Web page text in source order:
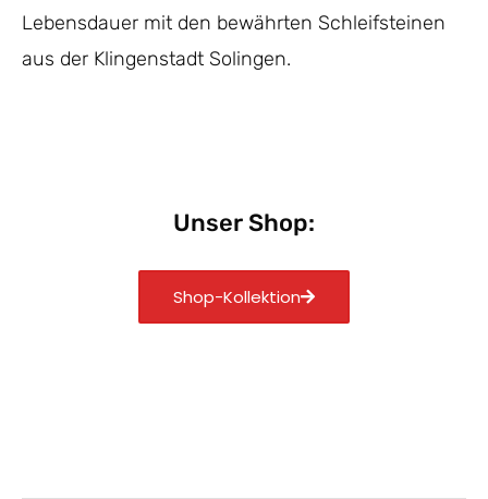
Lebensdauer mit den bewährten Schleifsteinen
aus der Klingenstadt Solingen.
Unser Shop:
Shop-Kollektion